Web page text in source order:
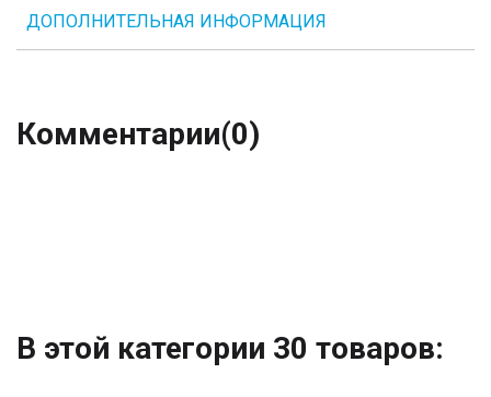
ДОПОЛНИТЕЛЬНАЯ ИНФОРМАЦИЯ
Комментарии(0)
В этой категории 30 товаров: